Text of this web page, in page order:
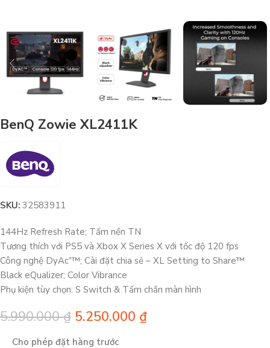
BenQ Zowie XL2411K
SKU: 32583911
144Hz Refresh Rate; Tấm nền TN
Tương thích với PS5 và Xbox X Series X với tốc độ 120 fps
Công nghệ DyAc⁺™; Cài đặt chia sẻ – XL Setting to Share™
Black eQualizer; Color Vibrance
Phụ kiện tùy chọn: S Switch & Tấm chắn màn hình
5.990.000₫ 5.250.000 ₫
Cho phép đặt hàng trước